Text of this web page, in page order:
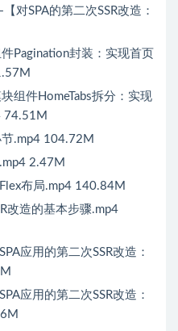
对SPA的第二次SSR改造：
Pagination封装：实现首页
组件HomeTabs拆分：实现
74.51M
.mp4 104.72M
2.47M
布局.mp4 140.84M
改造的基本步骤.mp4
应用的第二次SSR改造：
应用的第二次SSR改造：